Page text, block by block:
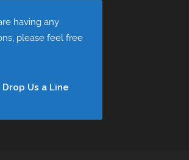
having any
please feel free
Drop Us a Line